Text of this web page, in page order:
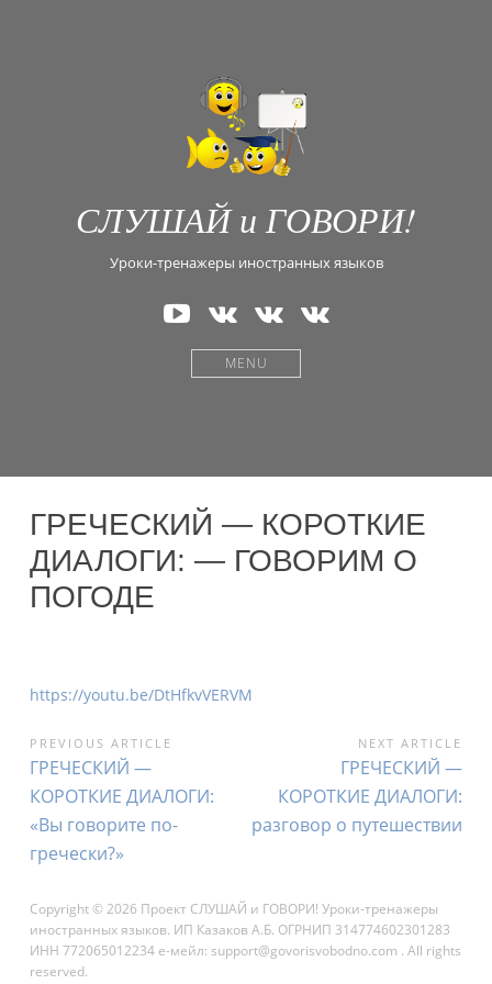
СЛУШАЙ и ГОВОРИ!
Уроки-тренажеры иностранных языков
Наш
канал
на
YouTube
В
Контакте
—
Английский
В
Контакте
—
Испанский
В
Контакте
MENU
ГРЕЧЕСКИЙ — КОРОТКИЕ
ДИАЛОГИ: — ГОВОРИМ О
ПОГОДЕ
https://youtu.be/DtHfkvVERVM
НАВИГАЦИЯ
ПО
ЗАПИСЯМ
PREVIOUS ARTICLE
Previous
Article:
ГРЕЧЕСКИЙ —
КОРОТКИЕ ДИАЛОГИ:
«Вы говорите по-
гречески?»
NEXT ARTICLE
Next
Article:
ГРЕЧЕСКИЙ —
КОРОТКИЕ ДИАЛОГИ:
разговор о путешествии
Copyright © 2026 Проект СЛУШАЙ и ГОВОРИ! Уроки-тренажеры
иностранных языков. ИП Казаков А.Б. ОГРНИП 314774602301283
ИНН 772065012234 е-мейл: support@govorisvobodno.com . All rights
reserved.